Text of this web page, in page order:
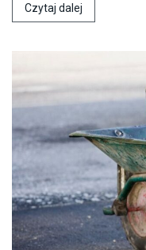
Czytaj dalej